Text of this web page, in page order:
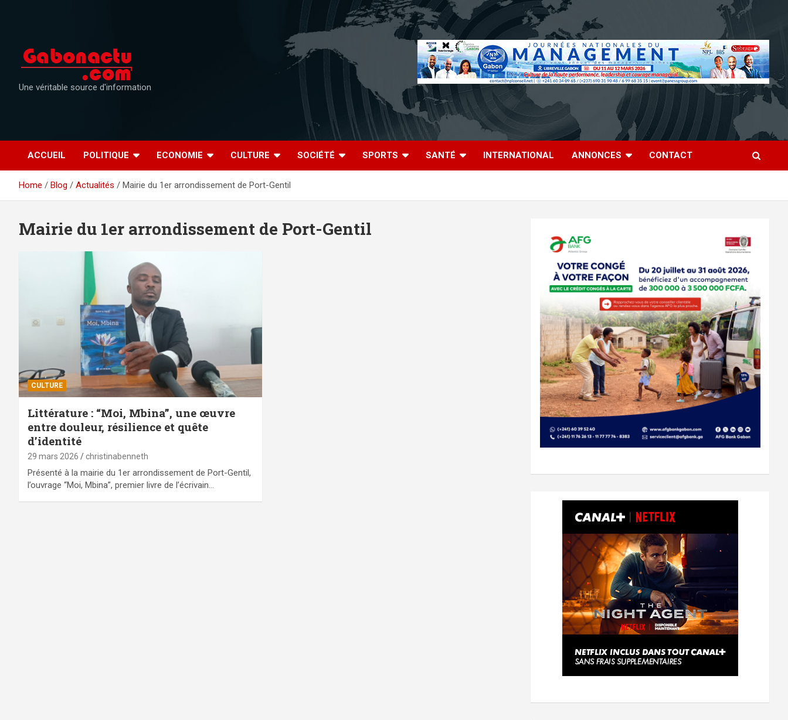
Une véritable source d'information
ACCUEIL POLITIQUE ECONOMIE CULTURE SOCIÉTÉ SPORTS SANTÉ INTERNATIONAL ANNONCES CONTACT
Home Blog Actualités Mairie du 1er arrondissement de Port-Gentil
Mairie du 1er arrondissement de Port-Gentil
CULTURE
Littérature : “Moi, Mbina”, une œuvre
entre douleur, résilience et quête
d’identité
29 mars 2026 christinabenneth
Présenté à la mairie du 1er arrondissement de Port-Gentil,
l’ouvrage “Moi, Mbina”, premier livre de l’écrivain…